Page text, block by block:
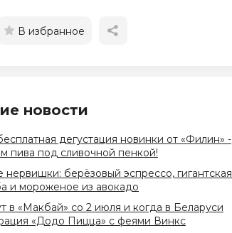
В избранное
новости
дегустация новинки от «Филин» -
пива под сливочной пенкой!
нервишки: берёзовый эспрессо, гигантская
и мороженое из авокадо
в «Макбай» со 2 июля и когда в Беларуси
«Додо Пицца» с феями Винкс